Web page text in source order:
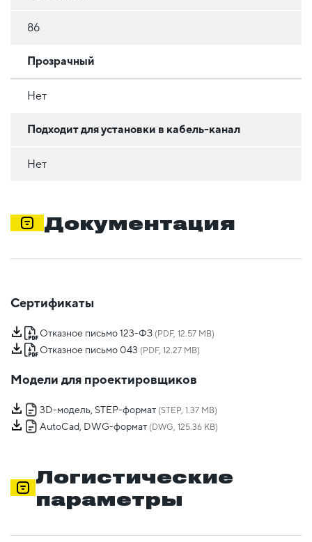
86
Прозрачный
Нет
Подходит для установки в кабель-канал
Нет
Документация
Сертификаты
Отказное письмо 123-ФЗ (PDF, 12.57 MB)
Отказное письмо 043 (PDF, 12.27 MB)
Модели для проектировщиков
3D-модель, STEP-формат (STEP, 1.37 MB)
AutoCad, DWG-формат (DWG, 125.36 KB)
Логистические
параметры